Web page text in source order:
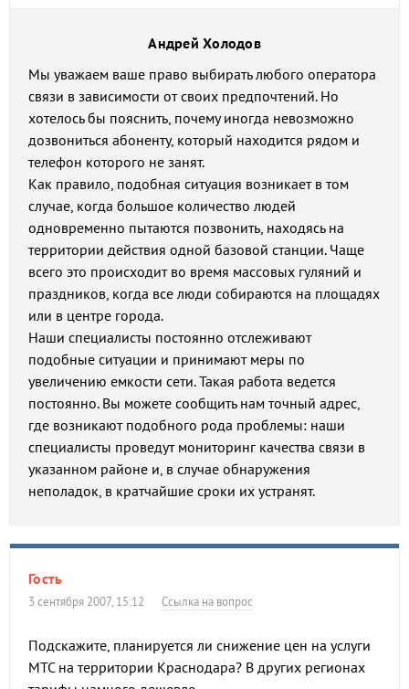
Андрей Холодов
Мы уважаем ваше право выбирать любого оператора
связи в зависимости от своих предпочтений. Но
хотелось бы пояснить, почему иногда невозможно
дозвониться абоненту, который находится рядом и
телефон которого не занят.
Как правило, подобная ситуация возникает в том
случае, когда большое количество людей
одновременно пытаются позвонить, находясь на
территории действия одной базовой станции. Чаще
всего это происходит во время массовых гуляний и
праздников, когда все люди собираются на площадях
или в центре города.
Наши специалисты постоянно отслеживают
подобные ситуации и принимают меры по
увеличению емкости сети. Такая работа ведется
постоянно. Вы можете сообщить нам точный адрес,
где возникают подобного рода проблемы: наши
специалисты проведут мониторинг качества связи в
указанном районе и, в случае обнаружения
неполадок, в кратчайшие сроки их устранят.
Гость
3 сентября 2007, 15:12 Ссылка на вопрос
Подскажите, планируется ли снижение цен на услуги
МТС на территории Краснодара? В других регионах